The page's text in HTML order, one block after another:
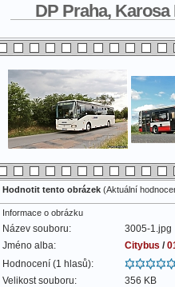
DP Praha, Karosa
Hodnotit tento obrázek (Aktuální
Informace o obrázku
Název souboru:
3005-1.jpg
Jméno alba:
Citybus /
Hodnocení (1 hlasů):
Velikost souboru:
356 KB